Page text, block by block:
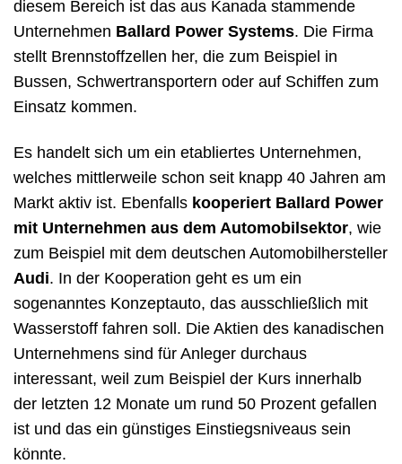
diesem Bereich ist das aus Kanada stammende
Unternehmen Ballard Power Systems. Die Firma
stellt Brennstoffzellen her, die zum Beispiel in
Bussen, Schwertransportern oder auf Schiffen zum
Einsatz kommen.
Es handelt sich um ein etabliertes Unternehmen,
welches mittlerweile schon seit knapp 40 Jahren am
Markt aktiv ist. Ebenfalls kooperiert Ballard Power
mit Unternehmen aus dem Automobilsektor, wie
zum Beispiel mit dem deutschen Automobilhersteller
Audi. In der Kooperation geht es um ein
sogenanntes Konzeptauto, das ausschließlich mit
Wasserstoff fahren soll. Die Aktien des kanadischen
Unternehmens sind für Anleger durchaus
interessant, weil zum Beispiel der Kurs innerhalb
der letzten 12 Monate um rund 50 Prozent gefallen
ist und das ein günstiges Einstiegsniveaus sein
könnte.